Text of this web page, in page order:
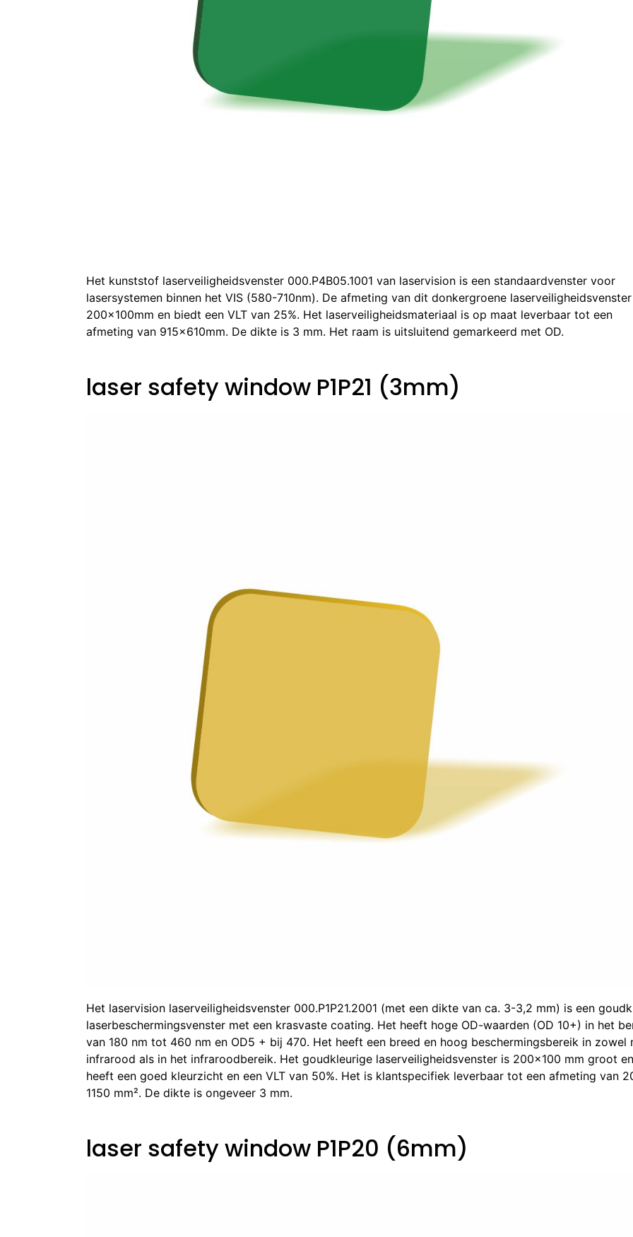
Het kunststof laserveiligheidsvenster 000.P4B05.1001 van laservision is een standaardvenster voor
lasersystemen binnen het VIS (580-710nm). De afmeting van dit donkergroene
200x100mm en biedt een VLT van 25%. Het laserveiligheidsmateriaal is op maat leverbaar tot een
afmeting van 915x610mm. De dikte is 3 mm. Het raam is uitsluitend gemarkeerd met OD.
laser safety window P1P21 (3mm)
Het laservision laserveiligheidsvenster 000.P1P21.2001 (met een dikte van ca. 3-3,2 mm) is een
laserbeschermingsvenster met een krasvaste coating. Het heeft hoge OD-waarden (OD 10+) in het
van 180 nm tot 460 nm en OD5 + bij 470. Het heeft een breed en hoog beschermingsbereik in zowel
infrarood als in het infraroodbereik. Het goudkleurige laserveiligheidsvenster is 200×100 mm groot en
heeft een goed kleurzicht en een VLT van 50%. Het is klantspecifiek leverbaar tot een afmeting van
1150 mm². De dikte is ongeveer 3 mm.
laser safety window P1P20 (6mm)